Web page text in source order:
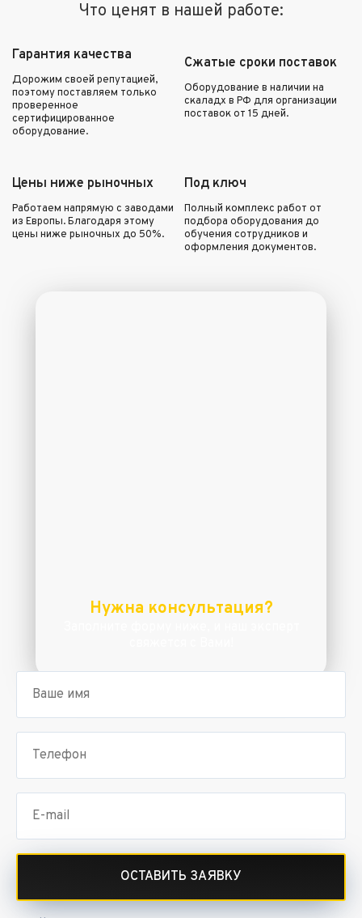
Что ценят в нашей работе:
Гарантия качества
Дорожим своей репутацией,
поэтому поставляем только
проверенное
сертифицированное
оборудование.
Сжатые сроки поставок
Оборудование в наличии на
скаладх в РФ для организации
поставок от 15 дней.
Цены ниже рыночных
Работаем напрямую с заводами
из Европы. Благодаря этому
цены ниже рыночных до 50%.
Под ключ
Полный комплекс работ от
подбора оборудования до
обучения сотрудников и
оформления документов.
Нужна консультация?
ОСТАВИТЬ ЗАЯВКУ